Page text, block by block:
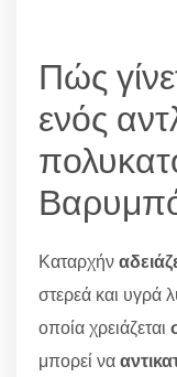
Πώς
ενός
Καταρχήν
στερεά και υγρά
οποία χρειάζεται
μπορεί να